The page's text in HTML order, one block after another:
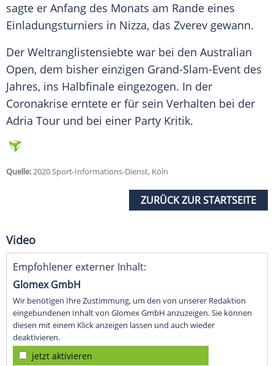
sagte er Anfang des Monats am Rande eines
Einladungsturniers in Nizza, das Zverev gewann.
Der Weltranglistensiebte war bei den Australian
Open, dem bisher einzigen Grand-Slam-Event des
Jahres, ins Halbfinale eingezogen. In der
Coronakrise erntete er für sein Verhalten bei der
Adria Tour und bei einer Party Kritik.
Quelle:2020 Sport-Informations-Dienst, Köln
ZURÜCK ZUR STARTSEITE
Video
Empfohlener externer Inhalt:
Glomex GmbH
Wir benötigen Ihre Zustimmung, um den von unserer Redaktion
eingebundenen Inhalt von Glomex GmbH anzuzeigen. Sie können
diesen mit einem Klick anzeigen lassen und auch wieder
deaktivieren.
jetzt aktivieren